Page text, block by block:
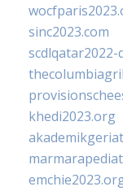
sinc2023.com
scdlqatar2022-
khedi2023.org